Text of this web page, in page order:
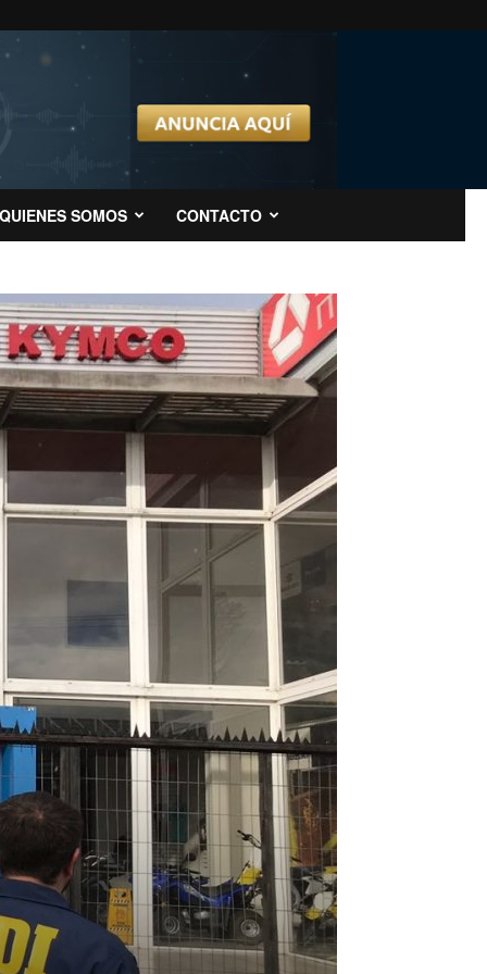
QUIENES SOMOS CONTACTO